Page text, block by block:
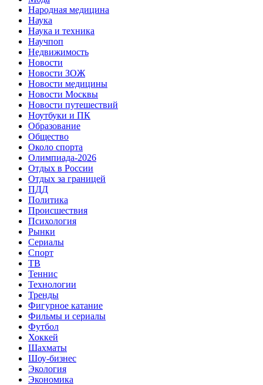
Народная медицина
Наука
Наука и техника
Научпоп
Недвижимость
Новости
Новости ЗОЖ
Новости медицины
Новости Москвы
Новости путешествий
Ноутбуки и ПК
Образование
Общество
Около спорта
Олимпиада-2026
Отдых в России
Отдых за границей
ПДД
Политика
Происшествия
Психология
Рынки
Сериалы
Спорт
ТВ
Теннис
Технологии
Тренды
Фигурное катание
Фильмы и сериалы
Футбол
Хоккей
Шахматы
Шоу-бизнес
Экология
Экономика